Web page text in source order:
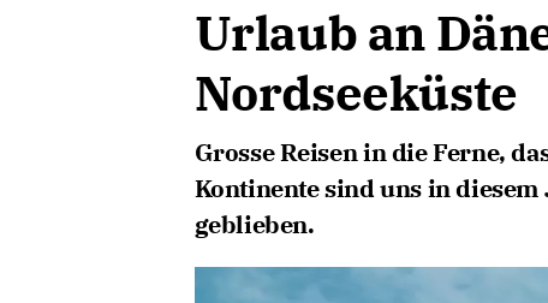
Urlaub an
Nordseeküste
Grosse Reisen in die Ferne,
Kontinente sind uns in
geblieben.